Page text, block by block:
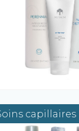
capillaires